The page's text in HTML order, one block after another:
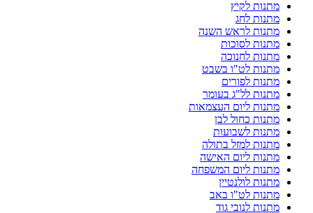
מתנות לקיץ
מתנות לחג
מתנות לראש השנה
מתנות לסוכות
מתנות לחנוכה
מתנות לט"ו בשבט
מתנות לפורים
מתנות לל"ג בעומר
מתנות ליום העצמאות
מתנות כחול לבן
מתנות לשבועות
מתנות למזל בתולה
מתנות ליום האישה
מתנות ליום המשפחה
מתנות לולנטיין
מתנות לט"ו באב
מתנות לנובי גוד